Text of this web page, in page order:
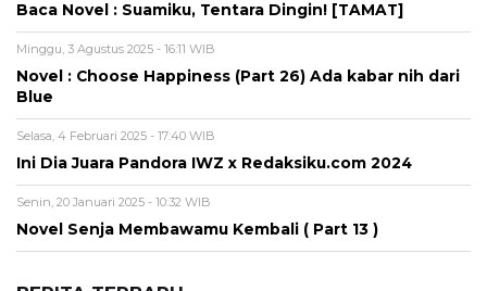
Baca Novel : Suamiku, Tentara Dingin! [TAMAT]
Minggu, 3 Agustus 2025 - 16:11 WIB
Novel : Choose Happiness (Part 26) Ada kabar nih dari
Blue
Selasa, 4 Februari 2025 - 17:40 WIB
Ini Dia Juara Pandora IWZ x Redaksiku.com 2024
Senin, 20 Januari 2025 - 10:32 WIB
Novel Senja Membawamu Kembali ( Part 13 )